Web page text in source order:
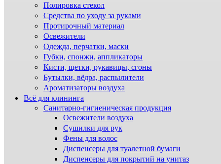
Полировка стекол
Средства по уходу за руками
Протирочный материал
Освежители
Одежда, перчатки, маски
Губки, спонжи, аппликаторы
Кисти, щетки, рукавицы, сгоны
Бутылки, вёдра, распылители
Ароматизаторы воздуха
Всё для клининга
Санитарно-гигиеническая продукция
Освежители воздуха
Сушилки для рук
Фены для волос
Диспенсеры для туалетной бумаги
Диспенсеры для покрытий на унитаз